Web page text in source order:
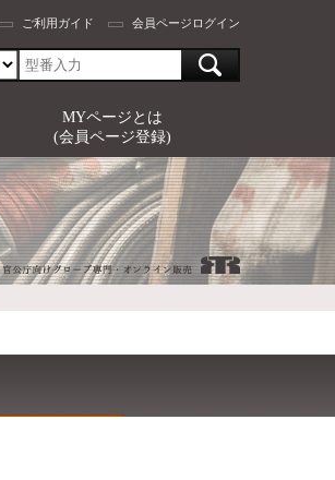
ご利用ガイド 会員ページログイン
MYページとは
(会員ページ登録)